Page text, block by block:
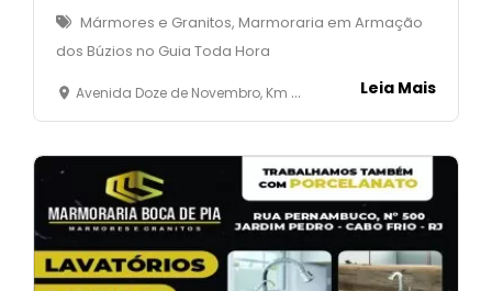
Mármores e Granitos, Marmoraria em Armação
dos Búzios no Guia Toda Hora
Avenida Doze de Novembro, Km 10 - Baia Formosa - Armação dos Búzios - RJ Leia Mais